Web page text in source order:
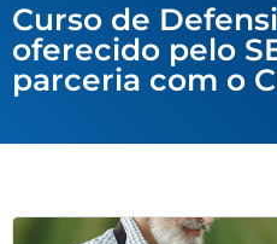
Curso de
oferecido pelo
parceria com o